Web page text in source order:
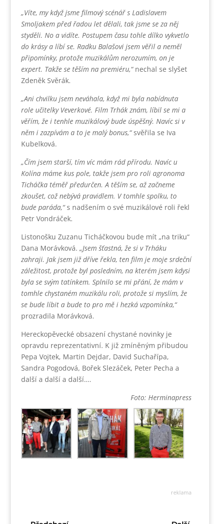
„Víte, my když jsme filmový scénář s Ladislavem
Smoljakem před řadou let dělali, tak jsme se za něj
styděli. No a vidíte. Postupem času tohle dílko vykvetlo
do krásy a líbí se. Radku Balašovi jsem věřil a neměl
připomínky, protože muzikálům nerozumím, on je
expert. Takže se těším na premiéru,“nechal se slyšet
Zdeněk Svěrák.
„Ani chvilku jsem neváhala, když mi byla nabídnuta
role učitelky Veverkové. Film Trhák znám, líbil se mi a
věřím, že i tenhle muzikálový bude úspěšný. Navíc si v
něm i zazpívám a to je malý bonus,“svěřila se Iva
Kubelková.
„Čím jsem starší, tím víc mám rád přírodu. Navíc u
Kolína máme kus pole, takže jsem pro roli agronoma
Ticháčka téměř předurčen. A těším se, až začneme
zkoušet, což nebývá pravidlem. V tomhle spolku, to
bude paráda,“s nadšením o své muzikálové roli řekl
Petr Vondráček.
Listonošku Zuzanu Ticháčkovou bude mít „na triku“
Dana Morávková. „Jsem šťastná, že si v Trháku
zahraji. Jak jsem již dříve řekla, ten film je moje srdeční
záležitost, protože byl posledním, na kterém jsem kdysi
byla se svým tatínkem. Splnilo se mi přání, že mám v
tomhle chystaném muzikálu roli, protože si myslím, že
se bude líbit a bude to pro mě i hezká vzpomínka,“
prozradila Morávková.
Hereckopěvecké obsazení chystané novinky je
opravdu reprezentativní. K již zmíněným přibudou
Pepa Vojtek, Martin Dejdar, David Suchařípa,
Sandra Pogodová, Bořek Slezáček, Peter Pecha a
další a další a další….
Foto: Herminapress
reklama